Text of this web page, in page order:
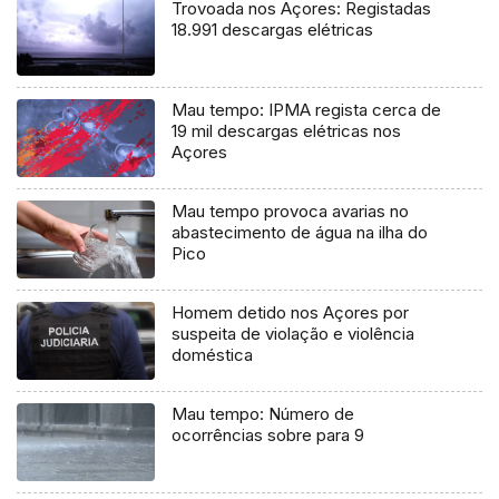
Trovoada nos Açores: Registadas
18.991 descargas elétricas
Mau tempo: IPMA regista cerca de
19 mil descargas elétricas nos
Açores
Mau tempo provoca avarias no
abastecimento de água na ilha do
Pico
Homem detido nos Açores por
suspeita de violação e violência
doméstica
Mau tempo: Número de
ocorrências sobre para 9